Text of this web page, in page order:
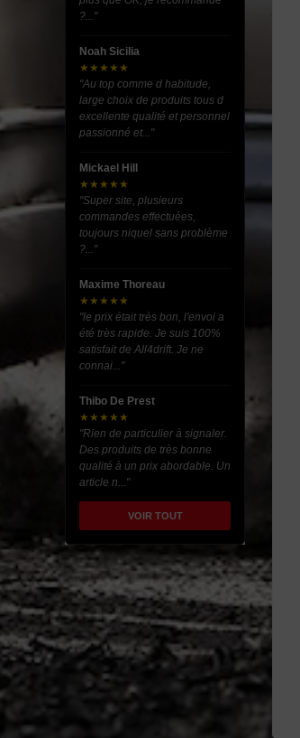
?..."
Noah Sicilia
★★★★★
"Au top comme d habitude,
large choix de produits tous d
excellente qualité et personnel
passionné et..."
Mickael Hill
★★★★★
"Super site, plusieurs
commandes effectuées,
toujours niquel sans problème
?..."
Maxime Thoreau
★★★★★
"le prix était très bon, l'envoi a
été très rapide. Je suis 100%
satisfait de All4drift. Je ne
connai..."
Thibo De Prest
★★★★★
"Rien de particulier à signaler.
Des produits de très bonne
qualité à un prix abordable. Un
article n..."
VOIR TOUT